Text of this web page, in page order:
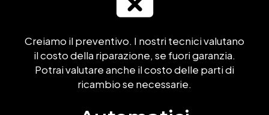
Creiamo il preventivo. I nostri tecnici valutano
il costo della riparazione, se fuori garanzia.
Potrai valutare anche il costo delle parti di
ricambio se necessarie.